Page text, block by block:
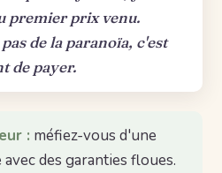
premier prix venu.
de la paranoïa, c'est
de payer.
: méfiez-vous d'une
des garanties floues.